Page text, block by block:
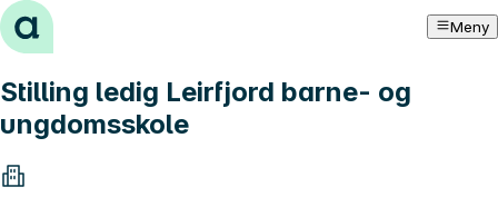
Hopp til innhold Meny
Stilling ledig Leirfjord barne- og
ungdomsskole